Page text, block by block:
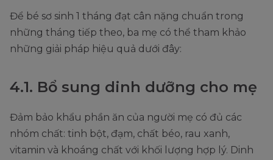
Để bé sơ sinh 1 tháng đạt cân nặng chuẩn trong
những tháng tiếp theo, ba mẹ có thể tham khảo
những giải pháp hiệu quả dưới đây:
4.1. Bổ sung dinh dưỡng cho mẹ
Đảm bảo khẩu phần ăn của người mẹ có đủ các
nhóm chất: tinh bột, đạm, chất béo, rau xanh,
vitamin và khoáng chất với khối lượng hợp lý. Dinh